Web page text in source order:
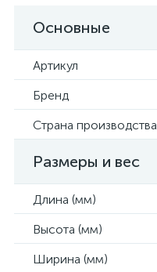
Основные
Артикул
Бренд
Страна производства
Размеры и вес
Длина (мм)
Высота (мм)
Ширина (мм)